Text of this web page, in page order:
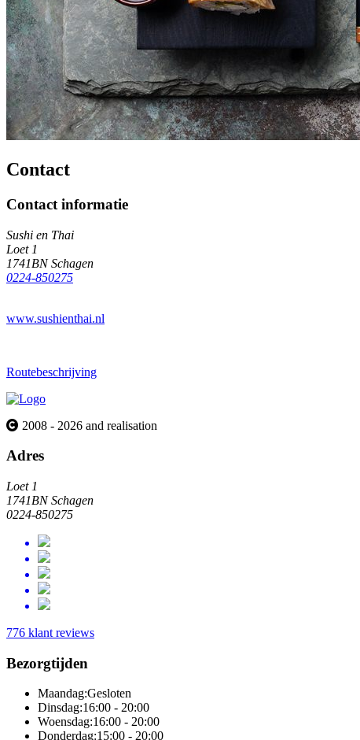
Contact
Contact informatie
Sushi en Thai
Loet 1
1741BN Schagen
0224-850275
www.sushienthai.nl
Routebeschrijving
2008 - 2026 and realisation
Adres
Loet 1
1741BN Schagen
0224-850275
776 klant reviews
Bezorgtijden
Maandag:Gesloten
Dinsdag:16:00 - 20:00
Woensdag:16:00 - 20:00
Donderdag:15:00 - 20:00